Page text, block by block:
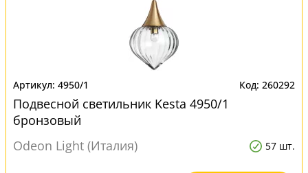
4950/1 260292
Подвесной светильник Kesta 4950/1
бронзовый
Odeon Light (Италия)
57 шт.